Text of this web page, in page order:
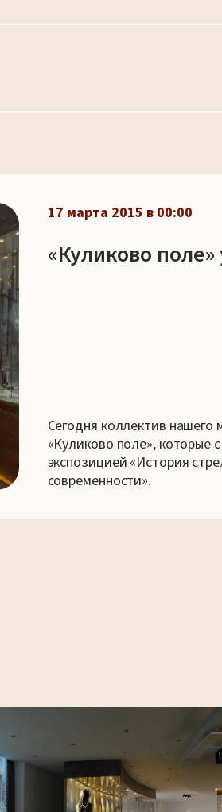
17 марта 2015 в 00:00
«Куликово поле»
Сегодня коллектив
«Куликово поле», которые
экспозицией «История
современности».